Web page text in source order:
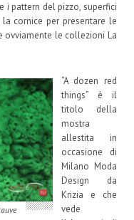
i pattern del pizzo, superfici
cornice per presentare le
ovviamente le collezioni La
“A dozen red
things” è il
titolo della
mostra
allestita in
occasione di
Milano Moda
Design da
Krizia e che
vede